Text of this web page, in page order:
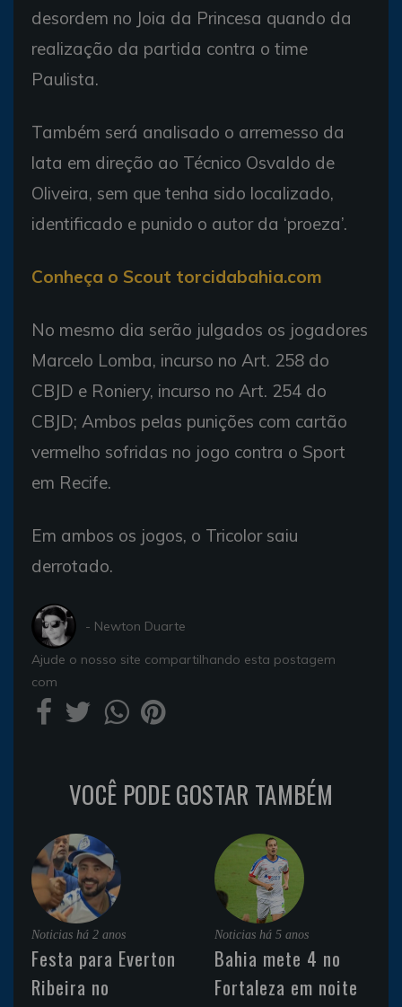
desordem no Joia da Princesa quando da
realização da partida contra o time
Paulista.
Também será analisado o arremesso da
lata em direção ao Técnico Osvaldo de
Oliveira, sem que tenha sido localizado,
identificado e punido o autor da ‘proeza’.
Conheça o Scout torcidabahia.com
No mesmo dia serão julgados os jogadores
Marcelo Lomba, incurso no Art. 258 do
CBJD e Roniery, incurso no Art. 254 do
CBJD; Ambos pelas punições com cartão
vermelho sofridas no jogo contra o Sport
em Recife.
Em ambos os jogos, o Tricolor saiu
derrotado.
- Newton Duarte
Ajude o nosso site compartilhando esta postagem
com
VOCÊ PODE GOSTAR TAMBÉM
Noticias há 2 anos
Festa para Everton
Ribeira no
Noticias há 5 anos
Bahia mete 4 no
Fortaleza em noite